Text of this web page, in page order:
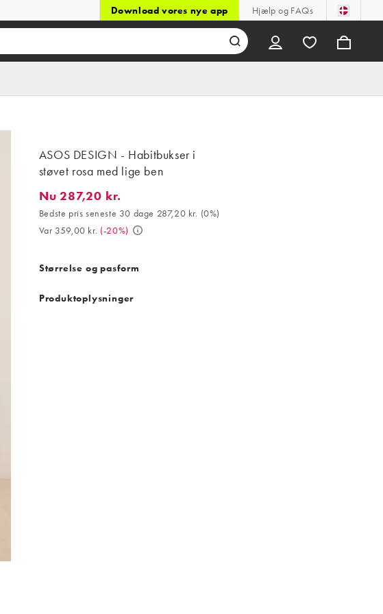
Download vores nye app Hjælp og FAQs
ASOS DESIGN - Habitbukser i
støvet rosa med lige ben
Nu 287,20 kr.. Bedste pris seneste 30 dage 287,20 kr. (0%). Var 359,00
Nu 287,20 kr.
Bedste pris seneste 30 dage 287,20 kr. (0%)
Var 359,00 kr. (-20%)
Størrelse og pasform
Produktoplysninger